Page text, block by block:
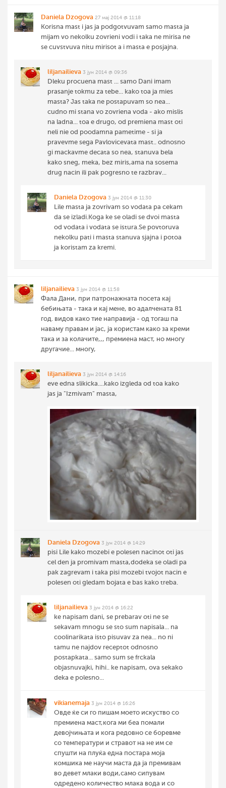
Daniela Dzogova 27 мај 2014 @ 11:18
Korisna mast i jas ja podgotvuvam samo masta ja
mijam vo nekolku zovrieni vodi i taka ne mirisa ne
se cuvstvuva nitu mirisot a i masta e posjajna.
liljanailieva 3 јун 2014 @ 09:36
Dleku procuena mast ... samo Dani imam
prasanje tokmu za tebe... kako toa ja mies
masta? Jas taka ne postapuvam so nea...
cudno mi stana vo zovriena voda - ako mislis
na ladna... toa e drugo, od premiena mast oti
neli nie od poodamna pametime - si ja
pravevme sega Pavlovicevata mast.. odnosno
gi mackavme decata so nea, stanuva bela
kako sneg, meka, bez miris,ama na sosema
drug nacin ili pak pogresno te razbrav...
Daniela Dzogova 3 јун 2014 @ 11:30
Lile masta ja zovrivam so vodata pa cekam
da se izladi.Koga ke se oladi se dvoi masta
od vodata i vodata se istura.Se povtoruva
nekolku pati i masta stanuva sjajna i potoa
ja koristam za kremi.
liljanailieva 3 јун 2014 @ 11:58
Фала Дани, при патронажната посета кај
бебињата - така и кај мене, во адалчената 81
год. видов како тие направија - од тогаш па
наваму правам и јас, ја користам како за креми
така и за колачите,,, премиена маст, но многу
другачие... многу,
liljanailieva 3 јун 2014 @ 14:16
eve edna slikicka....kako izgleda od toa kako
jas ja "Izmivam" masta,
Daniela Dzogova 3 јун 2014 @ 14:29
pisi Lile kako mozebi e polesen nacinot oti jas
cel den ja promivam masta,dodeka se oladi pa
pak zagrevam i taka pisi mozebi tvojot nacin e
polesen oti gledam bojata e bas kako treba.
liljanailieva 3 јун 2014 @ 16:22
ke napisam dani, se prebarav oti ne se
sekavam mnogu se sto sum napisala... na
coolinarikata isto pisuvav za nea... no ni
tamu ne najdov receptot odnosno
postapkata... samo sum se frckala
objasnuvajki, hihi.. ke napisam, ova sekako
deka e polesno...
vikianemaja 3 јун 2014 @ 16:26
Овде ќе си го пишам моето искуство со
премиена маст,кога ми беа помали
девојчињата и кога редовно се боревме
со температури и стравот на не им се
спушти на плуќа една постара моја
комшика ме научи маста да ја премивам
во девет млаки води,само сипувам
одредено количество млака вода и со